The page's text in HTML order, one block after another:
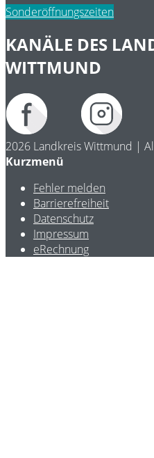
Sonderöffnungszeiten
KANÄLE DES
WITTMUND
2026 Landkreis Wittmund |
Kurzmenü
Fehler melden
Barrierefreiheit
Datenschutz
Impressum
eRechnung